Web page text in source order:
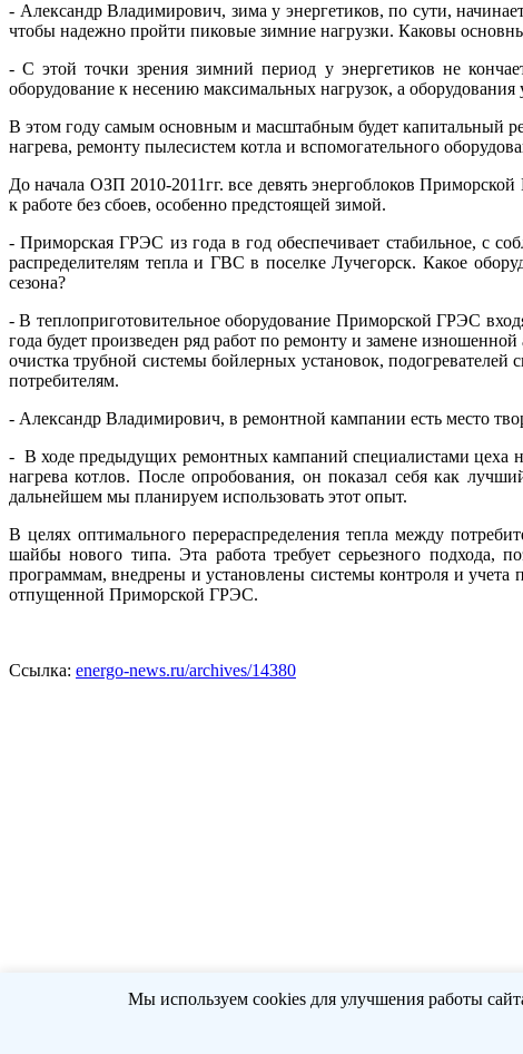
- Александр Владимирович, зима у энергетиков, по сути,
чтобы надежно пройти пиковые зимние нагрузки. Каковы
- С этой точки зрения зимний период у энергетиков не
оборудование к несению максимальных нагрузок, а оборудования
В этом году самым основным и масштабным будет капитальный
нагрева, ремонту пылесистем котла и вспомогательного
До начала ОЗП 2010-2011гг. все девять энергоблоков
к работе без сбоев, особенно предстоящей зимой.
- Приморская ГРЭС из года в год обеспечивает стабильное, с
распределителям тепла и ГВС в поселке Лучегорск. Какое
сезона?
- В теплоприготовительное оборудование Приморской ГРЭС
года будет произведен ряд работ по ремонту и замене
очистка трубной системы бойлерных установок,
потребителям.
- Александр Владимирович, в ремонтной кампании есть место
- В ходе предыдущих ремонтных кампаний специалистами цеха
нагрева котлов. После опробования, он показал себя как
дальнейшем мы планируем использовать этот опыт.
В целях оптимального перераспределения тепла между
шайбы нового типа. Эта работа требует серьезного подхода,
программам, внедрены и установлены системы контроля и учета
отпущенной Приморской ГРЭС.
Ссылка: energo-news.ru/archives/14380
Мы используем cookies для улучшения работы